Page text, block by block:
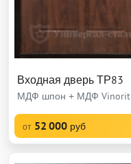
Входная дверь ТР83
МДФ шпон + МДФ Vinorit
от 52 000 руб